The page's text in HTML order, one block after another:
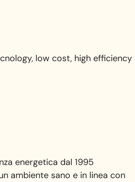
low cost, high efficiency
energetica dal 1995
ambiente sano e in linea con